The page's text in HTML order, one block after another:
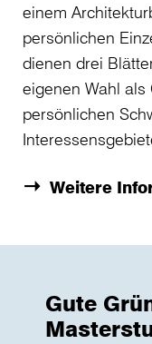
einem
persönlichen
dienen drei
eigenen Wahl
persönlichen
Weitere
Gute